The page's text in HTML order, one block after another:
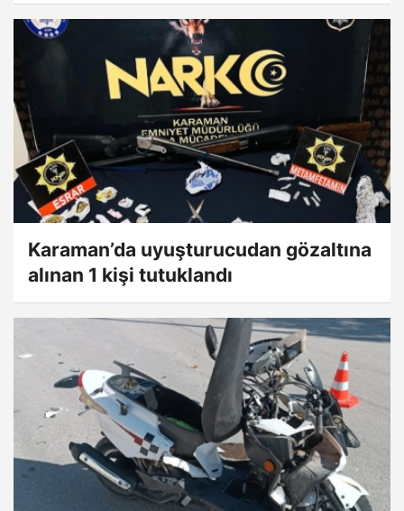
Karaman’da uyuşturucudan gözaltına
alınan 1 kişi tutuklandı